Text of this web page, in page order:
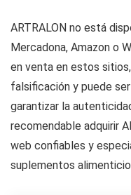
ARTRALON no está
Mercadona, Amazon o
en venta en estos
falsificación y puede
garantizar la
recomendable adquirir
web confiables y
suplementos